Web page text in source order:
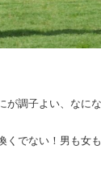
が調子よい、なに
くでない！男も女